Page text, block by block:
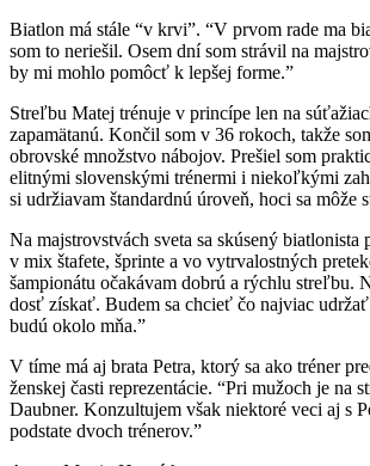
Biatlon má stále “v krvi”. “V prvom rade ma
som to neriešil. Osem dní som strávil na
by mi mohlo pomôcť k lepšej forme.”
Streľbu Matej trénuje v princípe len na
zapamätanú. Končil som v 36 rokoch, takže
obrovské množstvo nábojov. Prešiel som
elitnými slovenskými trénermi i niekoľkými
si udržiavam štandardnú úroveň, hoci sa môže
Na majstrovstvách sveta sa skúsený biatlonista
v mix štafete, šprinte a vo vytrvalostných
šampionátu očakávam dobrú a rýchlu streľbu.
dosť získať. Budem sa chcieť čo najviac
budú okolo mňa.”
V tíme má aj brata Petra, ktorý sa ako tréner
ženskej časti reprezentácie. “Pri mužoch je na
Daubner. Konzultujem však niektoré veci aj s
podstate dvoch trénerov.”